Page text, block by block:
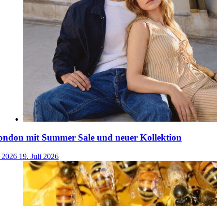
mit Summer Sale und neuer Kollektion
19. Juli 2026